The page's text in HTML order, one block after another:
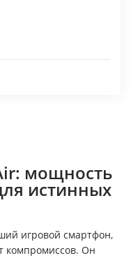
мощность
истинных
игровой смартфон,
компромиссов. Он